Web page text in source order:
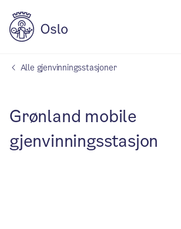
Alle gjenvinningsstasjoner
Grønland mobile
gjenvinningsstasjon